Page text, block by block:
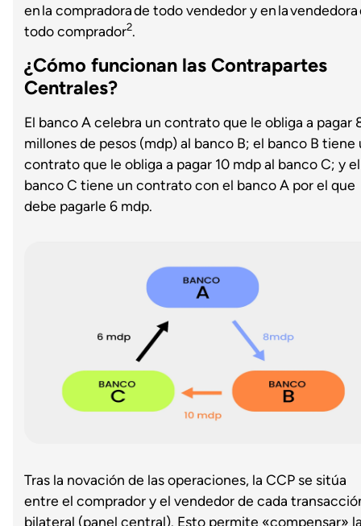
en la compradora de todo vendedor y en la vendedora
todo comprador2.
¿Cómo funcionan las Contrapartes
Centrales?
El banco A celebra un contrato que le obliga a pagar
millones de pesos (mdp) al banco B; el banco B tiene
contrato que le obliga a pagar 10 mdp al banco C; y el
banco C tiene un contrato con el banco A por el que
debe pagarle 6 mdp.
Tras la novación de las operaciones, la CCP se sitúa
entre el comprador y el vendedor de cada
bilateral (panel central). Esto permite «compensar»